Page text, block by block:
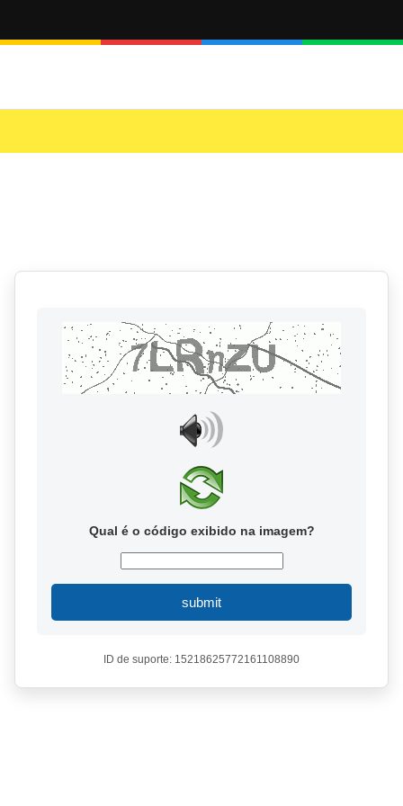
Qual é o código exibido na imagem?
submit
ID de suporte: 15218625772161108890